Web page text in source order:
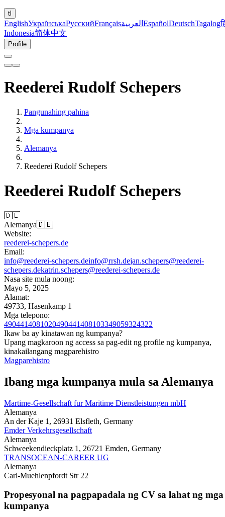
tl
EnglishУкраїнськаРусскийFrançaisالعربية EspañolDeutschTagalog
Indonesia简体中文
Profile
Reederei Rudolf Schepers
Pangunahing pahina
Mga kumpanya
Alemanya
Reederei Rudolf Schepers
Reederei Rudolf Schepers
🇩🇪
Alemanya🇩🇪
Website:
reederei-schepers.de
Email:
info@reederei-schepers.deinfo@rrsh.dejan.schepers@reederei-
schepers.dekatrin.schepers@reederei-schepers.de
Nasa site mula noong:
Mayo 5, 2025
Alamat:
49733, Hasenkamp 1
Mga telepono:
4904414081020490441408103349059324322
Ikaw ba ay kinatawan ng kumpanya?
Upang magkaroon ng access sa pag-edit ng profile ng kumpanya,
kinakailangang magparehistro
Magparehistro
Ibang mga kumpanya mula sa Alemanya
Martime-Gesellschaft fur Maritime Dienstleistungen mbH
Alemanya
An der Kaje 1, 26931 Elsfleth, Germany
Emder Verkehrsgesellschaft
Alemanya
Schweekendieckplatz 1, 26721 Emden, Germany
TRANSOCEAN-CAREER UG
Alemanya
Carl-Muehlenpfordt Str 22
Propesyonal na pagpapadala ng CV sa lahat ng mga
kumpanya